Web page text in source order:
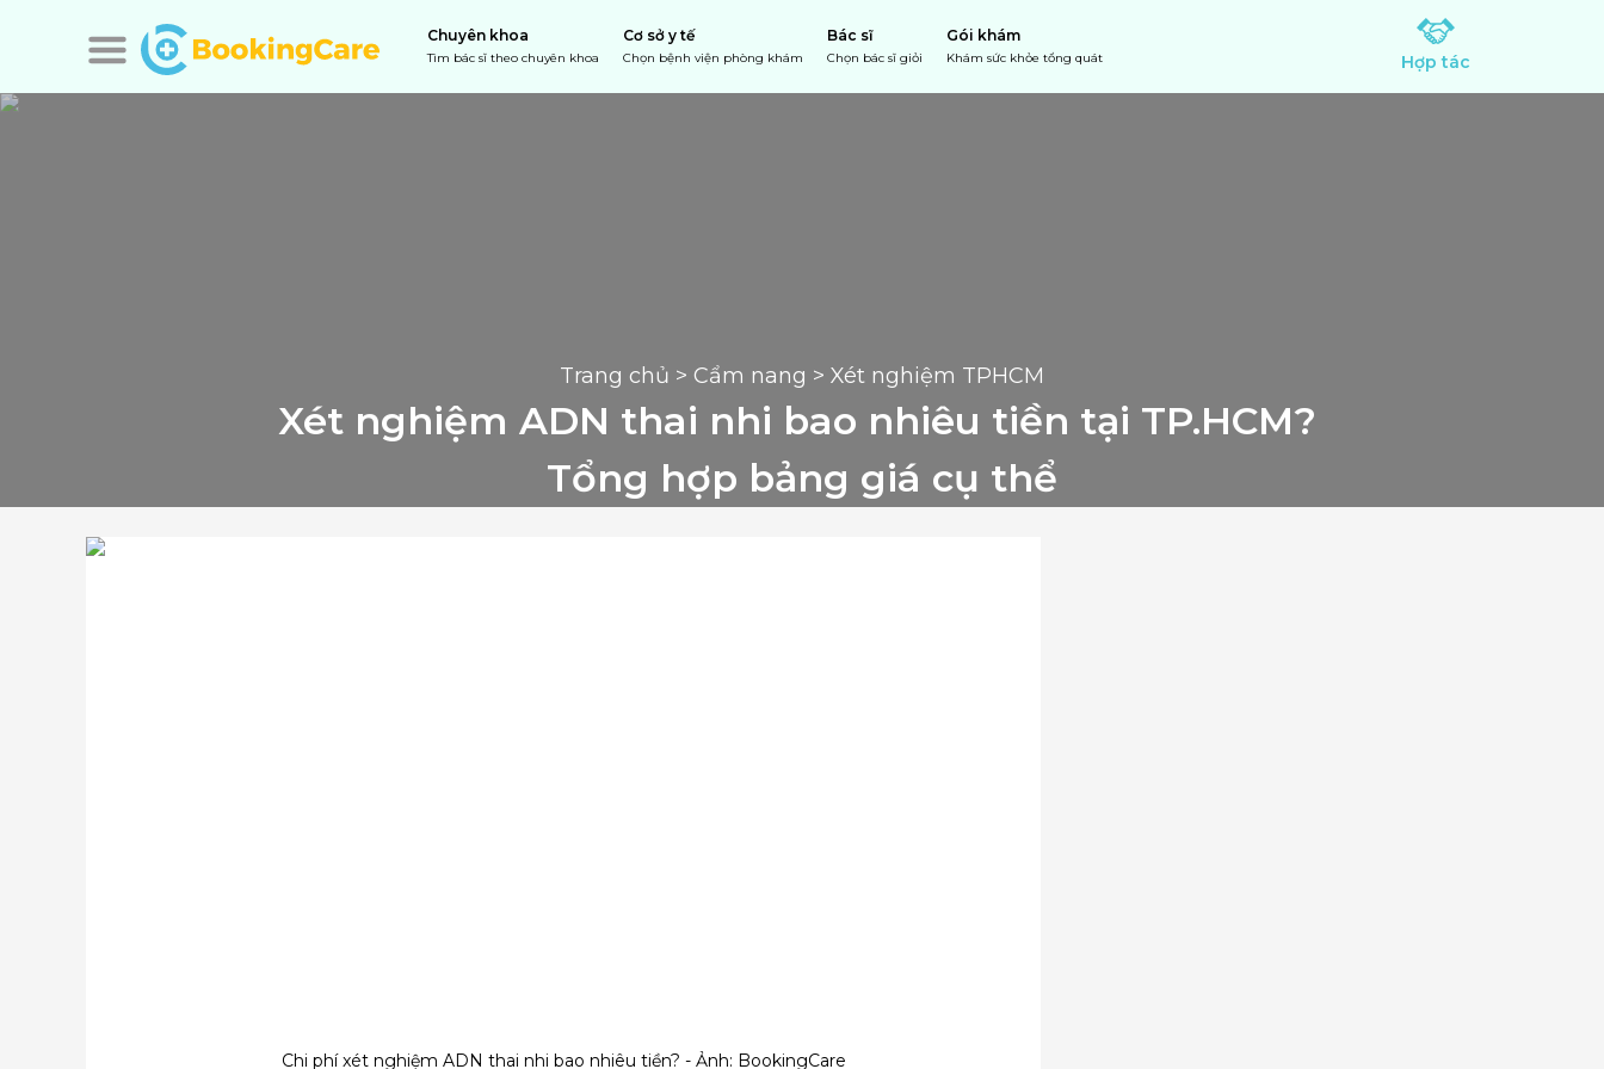
Chuyên khoa
Tìm bác sĩ theo chuyên khoa
Cơ sở y tế
Chọn bệnh viện phòng khám
Bác sĩ
Chọn bác sĩ giỏi
Gói khám
Khám sức khỏe tổng quát Hợp tác
Trang chủ > Cẩm nang > Xét nghiệm TPHCM
Xét nghiệm ADN thai nhi bao nhiêu tiền tại TP.HCM?
Tổng hợp bảng giá cụ thể
Chi phí xét nghiệm ADN thai nhi bao nhiêu tiền? - Ảnh: BookingCare